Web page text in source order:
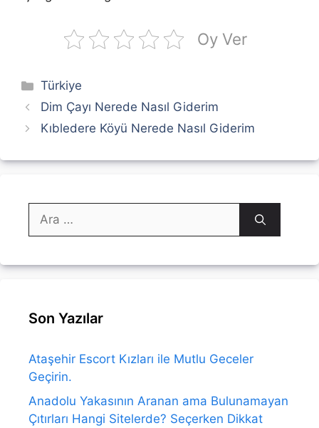
Oy Ver
Kategoriler
Türkiye
Dim Çayı Nerede Nasıl Giderim
Kıbledere Köyü Nerede Nasıl Giderim
için
Son Yazılar
Ataşehir Escort Kızları ile Mutlu Geceler
Geçirin.
Anadolu Yakasının Aranan ama Bulunamayan
Çıtırları Hangi Sitelerde? Seçerken Dikkat